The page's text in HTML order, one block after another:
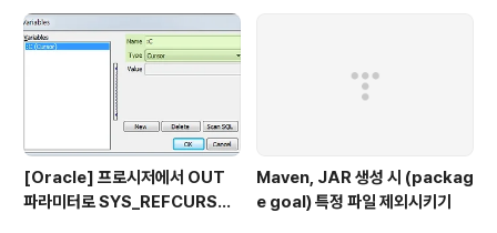
[Oracle] 프로시저에서 OUT
파라미터로 SYS_REFCURSO
Maven, JAR 생성 시 (packag
e goal) 특정 파일 제외시키기